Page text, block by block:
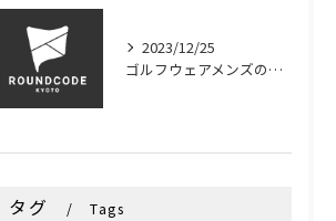
2023/12/25
ゴルフウェアメンズの定番アイテムを紹介！人気ブランドからおすすめの一着まで
タグ Tags